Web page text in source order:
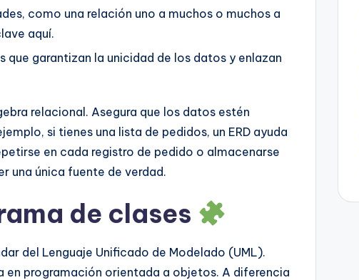
como una relación uno a muchos o muchos a
aquí.
que garantizan la unicidad de los datos y enlazan
relacional. Asegura que los datos estén
si tienes una lista de pedidos, un ERD ayuda
en cada registro de pedido o almacenarse
una única fuente de verdad.
de clases
del Lenguaje Unificado de Modelado (UML).
en programación orientada a objetos. A diferencia